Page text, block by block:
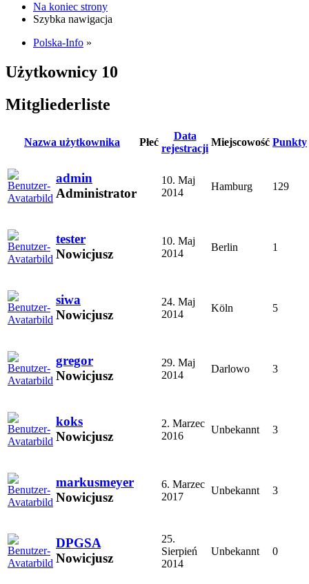
Na koniec strony
Szybka nawigacja
Polska-Info »
Użytkownicy 10
Mitgliederliste
Nazwa użytkownika Płeć
Data
rejestracji
Miejscowość Punkty
admin
Administrator
10. Maj
2014
Hamburg 129
tester
Nowicjusz
10. Maj
2014
Berlin 1
siwa
Nowicjusz
24. Maj
2014
Köln 5
gregor
Nowicjusz
29. Maj
2014
Darlowo 3
koks
Nowicjusz
2. Marzec
2016
Unbekannt 3
markusmeyer
Nowicjusz
6. Marzec
2017
Unbekannt 3
DPGSA
Nowicjusz
25.
Sierpień
2014
Unbekannt 0